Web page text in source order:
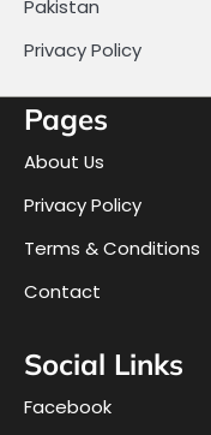
Pakistan
Privacy Policy
Pages
About Us
Privacy Policy
Terms & Conditions
Contact
Social Links
Facebook